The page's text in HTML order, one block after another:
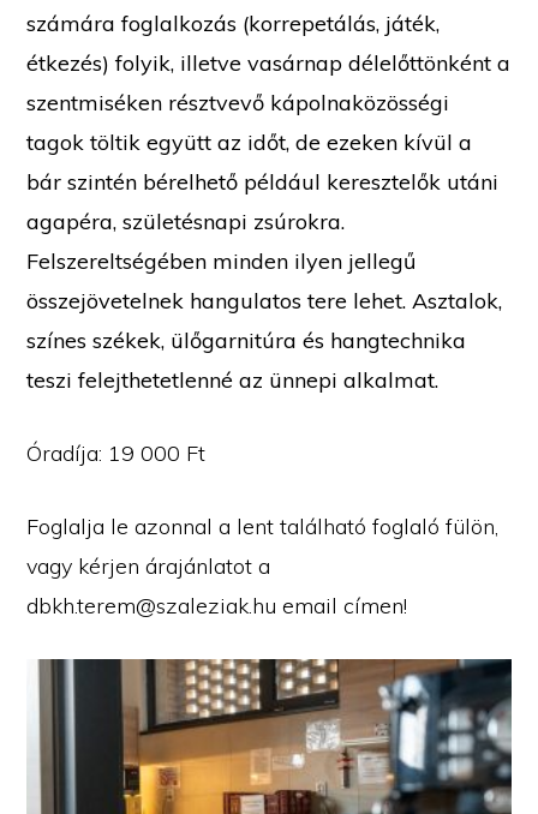
számára foglalkozás (korrepetálás, játék,
étkezés) folyik, illetve vasárnap délelőttönként a
szentmiséken résztvevő kápolnaközösségi
tagok töltik együtt az időt, de ezeken kívül a
bár szintén bérelhető például keresztelők utáni
agapéra, születésnapi zsúrokra.
Felszereltségében minden ilyen jellegű
összejövetelnek hangulatos tere lehet. Asztalok,
színes székek, ülőgarnitúra és hangtechnika
teszi felejthetetlenné az ünnepi alkalmat.
Óradíja: 19 000 Ft
Foglalja le azonnal a lent található foglaló fülön,
vagy kérjen árajánlatot a
dbkh.terem@szaleziak.hu email címen!